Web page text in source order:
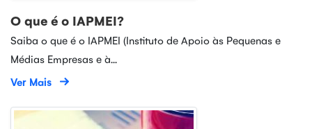
O que é o IAPMEI?
Saiba o que é o IAPMEI (Instituto de Apoio às Pequenas e
Médias Empresas e à...
Ver Mais